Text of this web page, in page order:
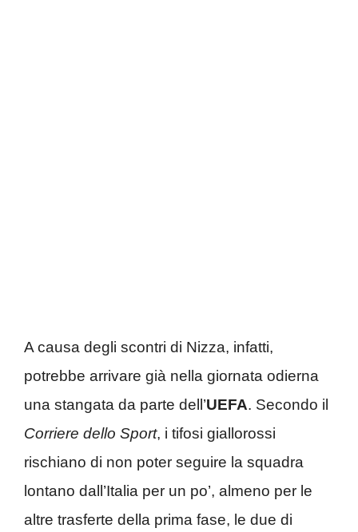
A causa degli scontri di Nizza, infatti,
potrebbe arrivare già nella giornata odierna
una stangata da parte dell’UEFA. Secondo il
Corriere dello Sport, i tifosi giallorossi
rischiano di non poter seguire la squadra
lontano dall’Italia per un po’, almeno per le
altre trasferte della prima fase, le due di